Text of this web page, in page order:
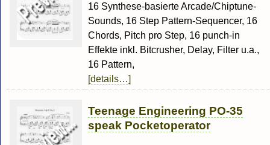
16 Synthese-basierte Arcade/Chiptune-
Sounds, 16 Step Pattern-Sequencer, 16
Chords, Pitch pro Step, 16 punch-in
Effekte inkl. Bitcrusher, Delay, Filter u.a.,
16 Pattern,
[details…]
Teenage Engineering PO-35
speak Pocketoperator